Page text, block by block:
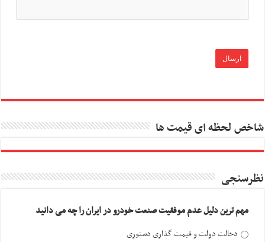
شاخص لحظه ای قیمت ها
نظرسنجی
مهم ترین دلیل عدم موفقیت صنعت خودرو در ایران را چه می دانید
دخالت دولت و قیمت گذاری دستوری